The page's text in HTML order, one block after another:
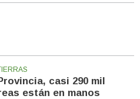
casi 290 mil
están en manos